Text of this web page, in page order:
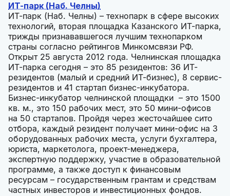
ИТ-парк (Наб. Челны)
ИТ-парк (Наб. Челны) – технопарк в сфере высоких
технологий, вторая площадка Казанского ИТ-парка,
трижды признававшегося лучшим технопарком
страны согласно рейтингов Минкомсвязи РФ.
Открыт 25 августа 2012 года. Челнинская площадка
ИТ-парка сегодня – это 85 резидентов: 36 ИТ-
резидентов (малый и средний ИТ-бизнес), 8 сервис-
резидентов и 41 стартап бизнес-инкубатора.
Бизнес-инкубатор челнинской площадки – это 1500
кв. м., это 150 рабочих мест, это 50 мини-офисов
на 50 стартапов. Пройдя через жесточайшее сито
отбора, каждый резидент получает мини-офис на 3
оборудованных рабочих места, услуги бухгалтера,
юриста, маркетолога, проект-менеджера,
экспертную поддержку, участие в образовательной
программе, а также доступ к финансовым
ресурсам – государственным грантам и средствам
частных инвесторов и инвестиционных фондов.